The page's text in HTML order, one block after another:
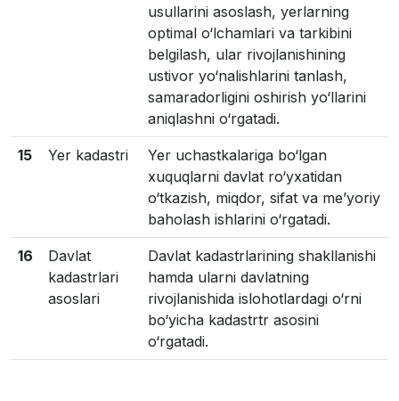
usullarini asoslash, yerlarning
optimal o‘lchamlari va tarkibini
belgilash, ular rivojlanishining
ustivor yo‘nalishlarini tanlash,
samaradorligini oshirish yo‘llarini
aniqlashni o‘rgatadi.
15 Yer kadastri
Yer uchastkalariga bo‘lgan
xuquqlarni davlat ro‘yxatidan
o‘tkazish, miqdor, sifat va me’yoriy
baholash ishlarini o‘rgatadi.
16
Davlat
kadastrlari
asoslari
Davlat kadastrlarining shakllanishi
hamda ularni davlatning
rivojlanishida islohotlardagi o‘rni
bo‘yicha kadastrtr asosini
o‘rgatadi.